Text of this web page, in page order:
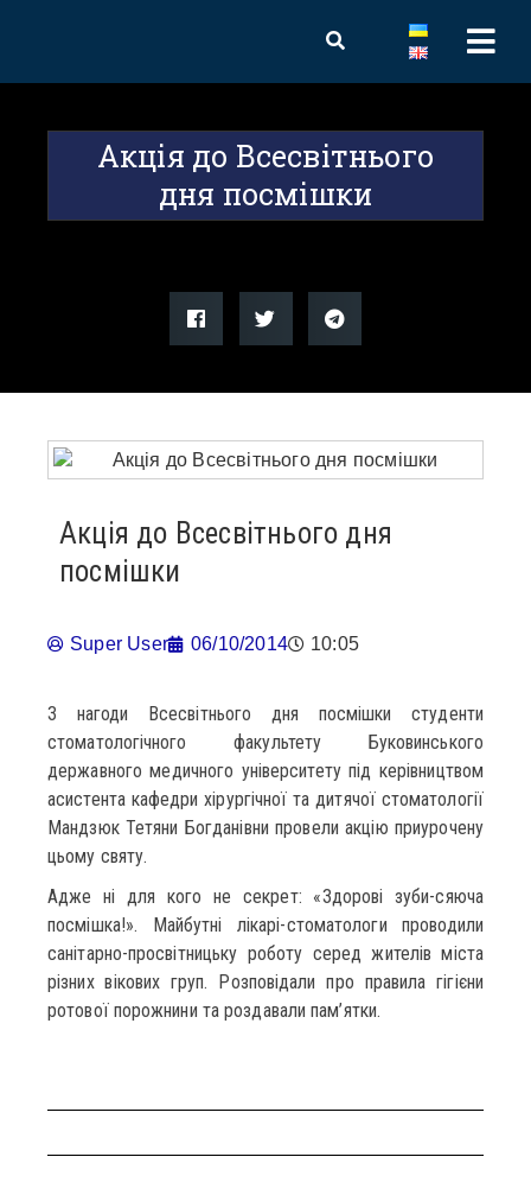
Акція до Всесвітнього
дня посмішки
Акція до Всесвітнього дня
посмішки
Super User 06/10/2014 10:05
З нагоди Всесвітнього дня посмішки студенти
стоматологічного факультету Буковинського
державного медичного університету під керівництвом
асистента кафедри хірургічної та дитячої стоматології
Мандзюк Тетяни Богданівни провели акцію приурочену
цьому святу.
Адже ні для кого не секрет: «Здорові зуби-сяюча
посмішка!». Майбутні лікарі-стоматологи проводили
санітарно-просвітницьку роботу серед жителів міста
різних вікових груп. Розповідали про правила гігієни
ротової порожнини та роздавали пам’ятки.